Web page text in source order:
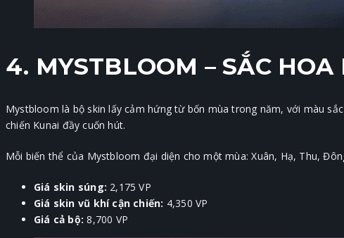
4. MYSTBLOOM – SẮC
Mystbloom là bộ skin lấy cảm hứng từ bốn mùa trong năm, với màu
chiến Kunai đầy cuốn hút.
Mỗi biến thể của Mystbloom đại diện cho một mùa: Xuân, Hạ, Thu,
Giá skin súng: 2,175 VP
Giá skin vũ khí cận chiến: 4,350 VP
Giá cả bộ: 8,700 VP